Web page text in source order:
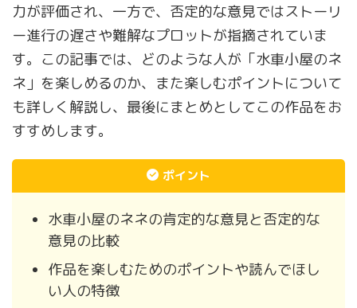
力が評価され、一方で、否定的な意見ではストーリ
ー進行の遅さや難解なプロットが指摘されていま
す。この記事では、どのような人が「水車小屋のネ
ネ」を楽しめるのか、また楽しむポイントについて
も詳しく解説し、最後にまとめとしてこの作品をお
すすめします。
ポイント
水車小屋のネネの肯定的な意見と否定的な
意見の比較
作品を楽しむためのポイントや読んでほし
い人の特徴